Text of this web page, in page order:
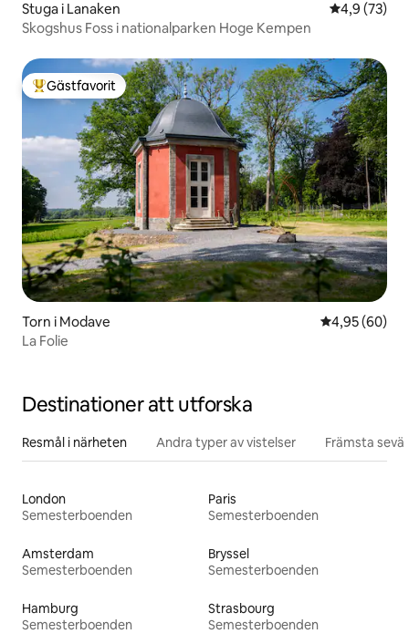
Stuga i Lanaken 4,9 av 5 i
4,9 (73)
Skogshus Foss i nationalparken Hoge Kempen
Populär gästfavorit
Gästfavorit
Torn i Modave 4,95 av 5 i
4,95 (60)
La Folie
Destinationer att utforska
Resmål i närheten Andra typer av vistelser Främsta
London
Semesterboenden
Paris
Semesterboenden
Amsterdam
Semesterboenden
Bryssel
Semesterboenden
Hamburg
Semesterboenden
Strasbourg
Semesterboenden